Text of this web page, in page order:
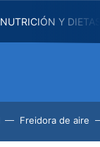
NUTRICIÓN Y
Freidora de aire